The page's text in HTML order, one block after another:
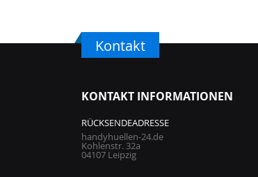
Kontakt
KONTAKT INFORMATIONEN
RÜCKSENDEADRESSE
handyhuellen-24.de
Kohlenstr. 32a
04107 Leipzig